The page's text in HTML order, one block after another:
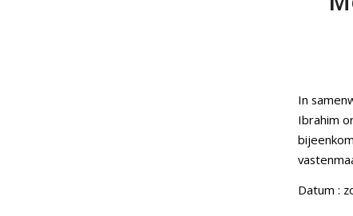
In
Ibrahim
Datum :